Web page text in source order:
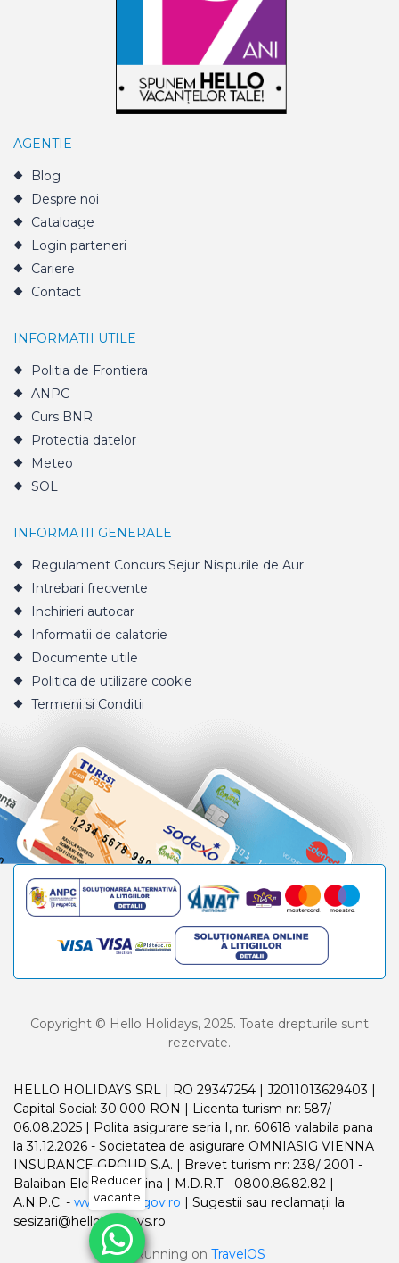
AGENTIE
Blog
Despre noi
Cataloage
Login parteneri
Cariere
Contact
INFORMATII UTILE
Politia de Frontiera
ANPC
Curs BNR
Protectia datelor
Meteo
SOL
INFORMATII GENERALE
Regulament Concurs Sejur Nisipurile de Aur
Intrebari frecvente
Inchirieri autocar
Informatii de calatorie
Documente utile
Politica de utilizare cookie
Termeni si Conditii
Copyright © Hello Holidays, 2025. Toate drepturile sunt
rezervate.
HELLO HOLIDAYS SRL | RO 29347254 | J2011013629403 |
Capital Social: 30.000 RON | Licenta turism nr: 587/
06.08.2025 | Polita asigurare seria I, nr. 60618 valabila pana
la 31.12.2026 - Societatea de asigurare OMNIASIG VIENNA
INSURANCE GROUP S.A. | Brevet turism nr: 238/ 2001 -
Balaiban Elena Madalina | M.D.R.T - 0800.86.82.82 |
A.N.P.C. - www.anpc.gov.ro | Sugestii sau reclamații la
sesizari@helloholidays.ro
Running on TravelOS
Reduceri
vacante